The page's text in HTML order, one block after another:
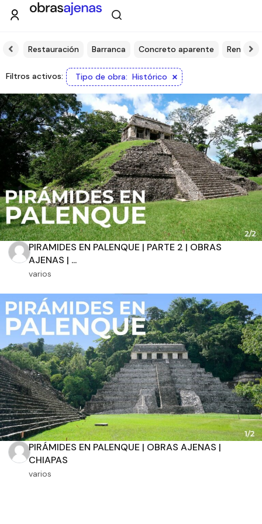
Restauración Barranca Concreto aparente
Filtros activos: Tipo de obra: Histórico ×
PIRAMIDES EN PALENQUE | PARTE 2 | OBRAS
AJENAS | ...
varios
PIRÁMIDES EN PALENQUE | OBRAS AJENAS |
CHIAPAS
varios
Tipo de obra Estado
Recamaras Baños
Orientación solar
m2 de construcción
m2 de terreno